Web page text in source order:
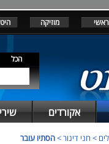
ראשי מוזיקה
הכל
אקורדים
> חני דינור>הסתיו עובר